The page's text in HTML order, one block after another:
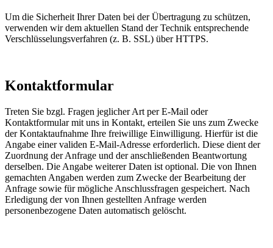
Um die Sicherheit Ihrer Daten bei der Übertragung zu schützen,
verwenden wir dem aktuellen Stand der Technik entsprechende
Verschlüsselungsverfahren (z. B. SSL) über HTTPS.
Kontaktformular
Treten Sie bzgl. Fragen jeglicher Art per E-Mail oder
Kontaktformular mit uns in Kontakt, erteilen Sie uns zum Zwecke
der Kontaktaufnahme Ihre freiwillige Einwilligung. Hierfür ist die
Angabe einer validen E-Mail-Adresse erforderlich. Diese dient der
Zuordnung der Anfrage und der anschließenden Beantwortung
derselben. Die Angabe weiterer Daten ist optional. Die von Ihnen
gemachten Angaben werden zum Zwecke der Bearbeitung der
Anfrage sowie für mögliche Anschlussfragen gespeichert. Nach
Erledigung der von Ihnen gestellten Anfrage werden
personenbezogene Daten automatisch gelöscht.